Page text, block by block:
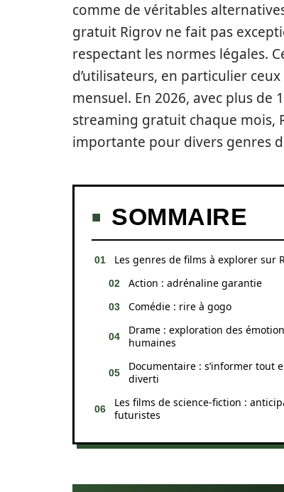
comme de véritables
gratuit Rigrov ne fait pas
respectant les normes légales.
d’utilisateurs, en particulier
mensuel. En 2026, avec plus de
streaming gratuit chaque mois,
importante pour divers genres
SOMMAIRE
Les genres de films à explorer sur
Action : adrénaline garantie
Comédie : rire à gogo
Drame : exploration des
humaines
Documentaire : s’informer tout
diverti
Les films de science-fiction :
futuristes